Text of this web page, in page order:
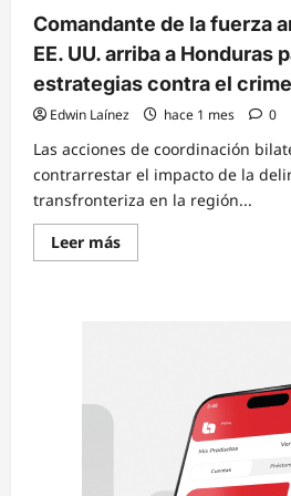
Comandante de la fuerza
EE. UU. arriba a Honduras
estrategias contra el
Edwin Laínez hace 1 mes 0
Las acciones de coordinación
contrarrestar el impacto de la
transfronteriza en la región...
Leer másRead
more
Honduras
fortalecer
estrategias